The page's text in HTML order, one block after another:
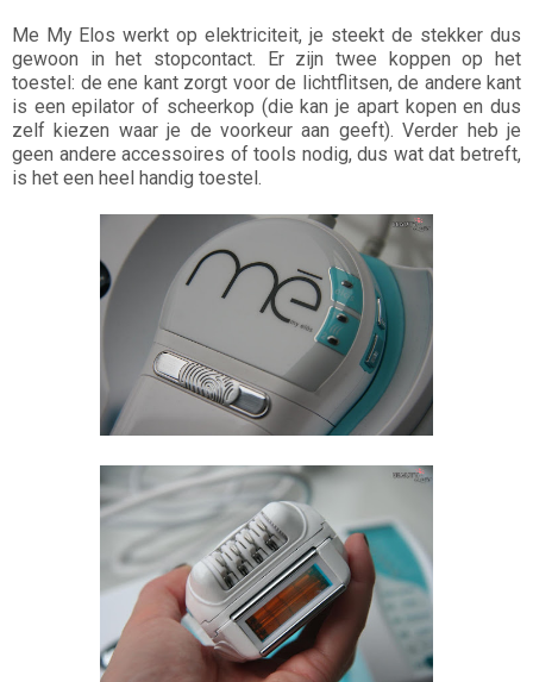
Me My Elos werkt op elektriciteit, je steekt de stekker dus
gewoon in het stopcontact. Er zijn twee koppen op het
toestel: de ene kant zorgt voor de lichtflitsen, de andere kant
is een epilator of scheerkop (die kan je apart kopen en dus
zelf kiezen waar je de voorkeur aan geeft). Verder heb je
geen andere accessoires of tools nodig, dus wat dat betreft,
is het een heel handig toestel.